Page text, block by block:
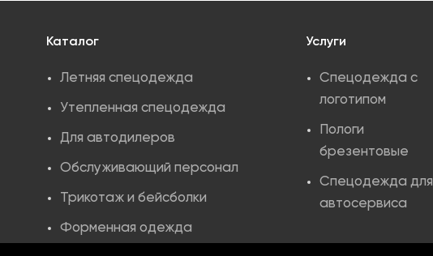
Каталог
Летняя спецодежда
Утепленная спецодежда
Для автодилеров
Обслуживающий персонал
Трикотаж и бейсболки
Форменная одежда
Услуги
Спецодежда с
логотипом
Пологи
брезентовые
Спецодежда для
автосервиса